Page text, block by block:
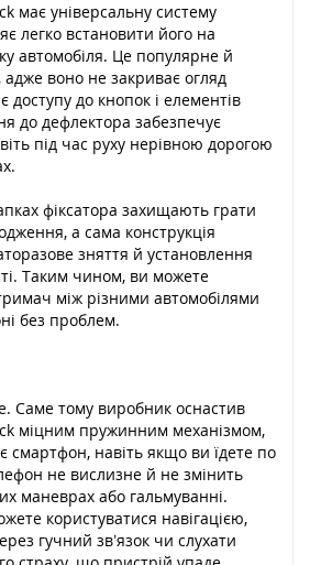
має універсальну систему
легко встановити його на
автомобіля. Це популярне й
воно не закриває огляд
доступу до кнопок і елементів
до дефлектора забезпечує
під час руху нерівною дорогою
фіксатора захищають грати
а сама конструкція
зняття й установлення
Таким чином, ви можете
між різними автомобілями
без проблем.
Саме тому виробник оснастив
міцним пружинним механізмом,
смартфон, навіть якщо ви їдете по
не вислизне й не змінить
маневрах або гальмуванні.
користуватися навігацією,
гучний зв’язок чи слухати